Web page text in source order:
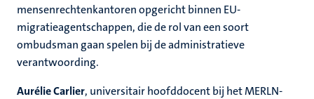
mensenrechtenkantoren opgericht binnen EU-
migratieagentschappen, die de rol van een soort
ombudsman gaan spelen bij de administratieve
verantwoording.
Aurélie Carlier, universitair hoofddocent bij het MERLN-